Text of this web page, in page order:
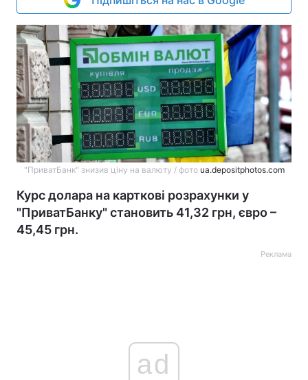
"ПриватБанк" знизив ціну на валюту / фото ua.depositphotos.com
Курс долара на карткові розрахунки у
"ПриватБанку" становить 41,32 грн, євро –
45,45 грн.
Реклама
ad